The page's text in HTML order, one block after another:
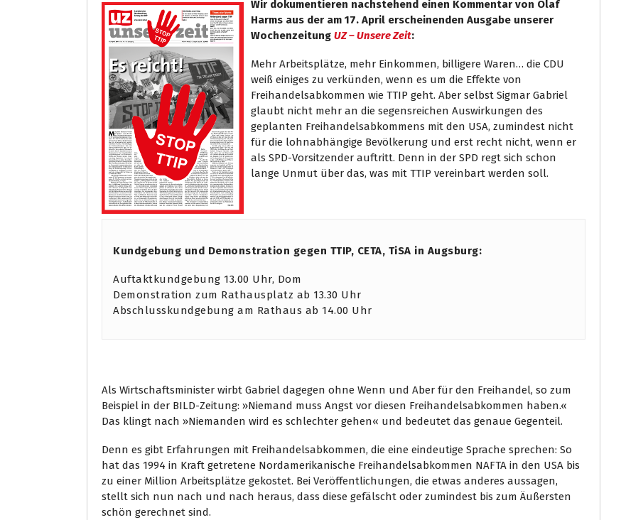
Wir dokumentieren nachstehend einen Kommentar von Olaf
Harms aus der am 17. April erscheinenden Ausgabe unserer
Wochenzeitung UZ – Unsere Zeit:
Mehr Arbeitsplätze, mehr Einkommen, billigere Waren… die CDU
weiß einiges zu verkünden, wenn es um die Effekte von
Freihandelsabkommen wie TTIP geht. Aber selbst Sigmar Gabriel
glaubt nicht mehr an die segensreichen Auswirkungen des
geplanten Freihandelsabkommens mit den USA, zumindest nicht
für die lohnabhängige Bevölkerung und erst recht nicht, wenn er
als SPD-Vorsitzender auftritt. Denn in der SPD regt sich schon
lange Unmut über das, was mit TTIP vereinbart werden soll.
Kundgebung und Demonstration gegen TTIP, CETA, TiSA in Augsburg:
Auftaktkundgebung 13.00 Uhr, Dom
Demonstration zum Rathausplatz ab 13.30 Uhr
Abschlusskundgebung am Rathaus ab 14.00 Uhr
Als Wirtschaftsminister wirbt Gabriel dagegen ohne Wenn und Aber für den Freihandel, so zum
Beispiel in der BILD-Zeitung: »Niemand muss Angst vor diesen Freihandelsabkommen haben.«
Das klingt nach »Niemanden wird es schlechter gehen« und bedeutet das genaue Gegenteil.
Denn es gibt Erfahrungen mit Freihandelsabkommen, die eine eindeutige Sprache sprechen: So
hat das 1994 in Kraft getretene Nordamerikanische Freihandelsabkommen NAFTA in den USA bis
zu einer Million Arbeitsplätze gekostet. Bei Veröffentlichungen, die etwas anderes aussagen,
stellt sich nun nach und nach heraus, dass diese gefälscht oder zumindest bis zum Äußersten
schön gerechnet sind.